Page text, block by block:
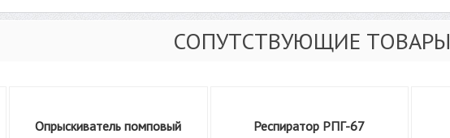
СОПУТСТВУЮЩИЕ ТОВАРЫ
Опрыскиватель помповый Респиратор РПГ-67